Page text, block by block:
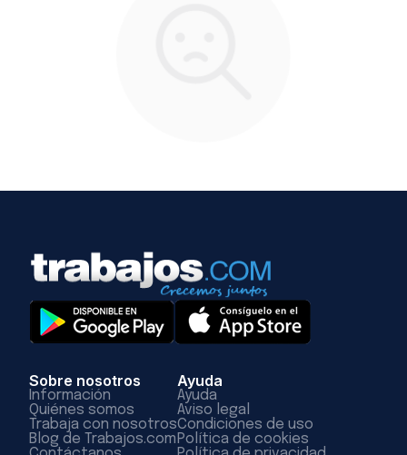
Sobre nosotros
Información
Quiénes somos
Trabaja con nosotros
Blog de Trabajos.com
Ayuda
Ayuda
Aviso legal
Condiciones de uso
Política de cookies